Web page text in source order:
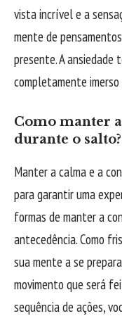
vista incrível e a
mente de
presente. A ansiedade
completamente imerso
Como manter
durante o salto?
Manter a calma e a
para garantir uma
formas de manter a
antecedência. Como
sua mente a se
movimento que será
sequência de ações,